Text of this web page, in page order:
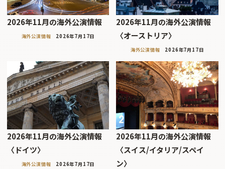
2026年11月の海外公演情報
海外公演情報 2026年7月17日
2026年11月の海外公演情報
〈オーストリア〉
海外公演情報 2026年7月17日
2026年11月の海外公演情報
〈ドイツ〉
海外公演情報 2026年7月17日
2026年11月の海外公演情報
〈スイス/イタリア/スペイ
ン〉